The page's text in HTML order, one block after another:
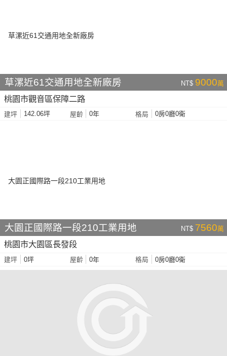
草漯近61交通用地全新廠房 NT$ 9000萬
桃園市觀音區保障二路
建坪 142.06坪 屋齡 0年 格局 0房0廳0衛
大園正國際路一段210工業用地 NT$ 7560萬
桃園市大園區長發段
建坪 0坪 屋齡 0年 格局 0房0廳0衛